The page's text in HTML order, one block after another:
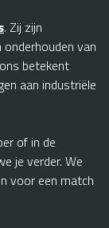
. Zij zijn
van
betekent
aan industriële
of in de
je verder. We
voor een match